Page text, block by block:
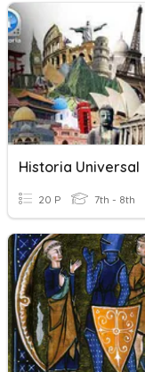
Historia Universal
20 P 7th - 8th